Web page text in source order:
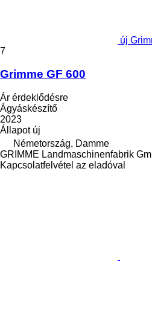
új
7
Grimme GF 600
Ár érdeklődésre
Ágyáskészítő
2023
Állapotúj
Németország, Damme
GRIMME Landmaschinenfabrik
Kapcsolatfelvétel az eladóval